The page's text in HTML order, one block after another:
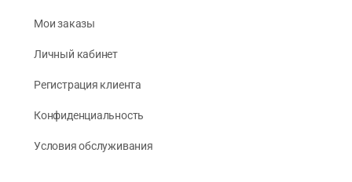
Мои заказы
Личный кабинет
Регистрация клиента
Конфиденциальность
Условия обслуживания